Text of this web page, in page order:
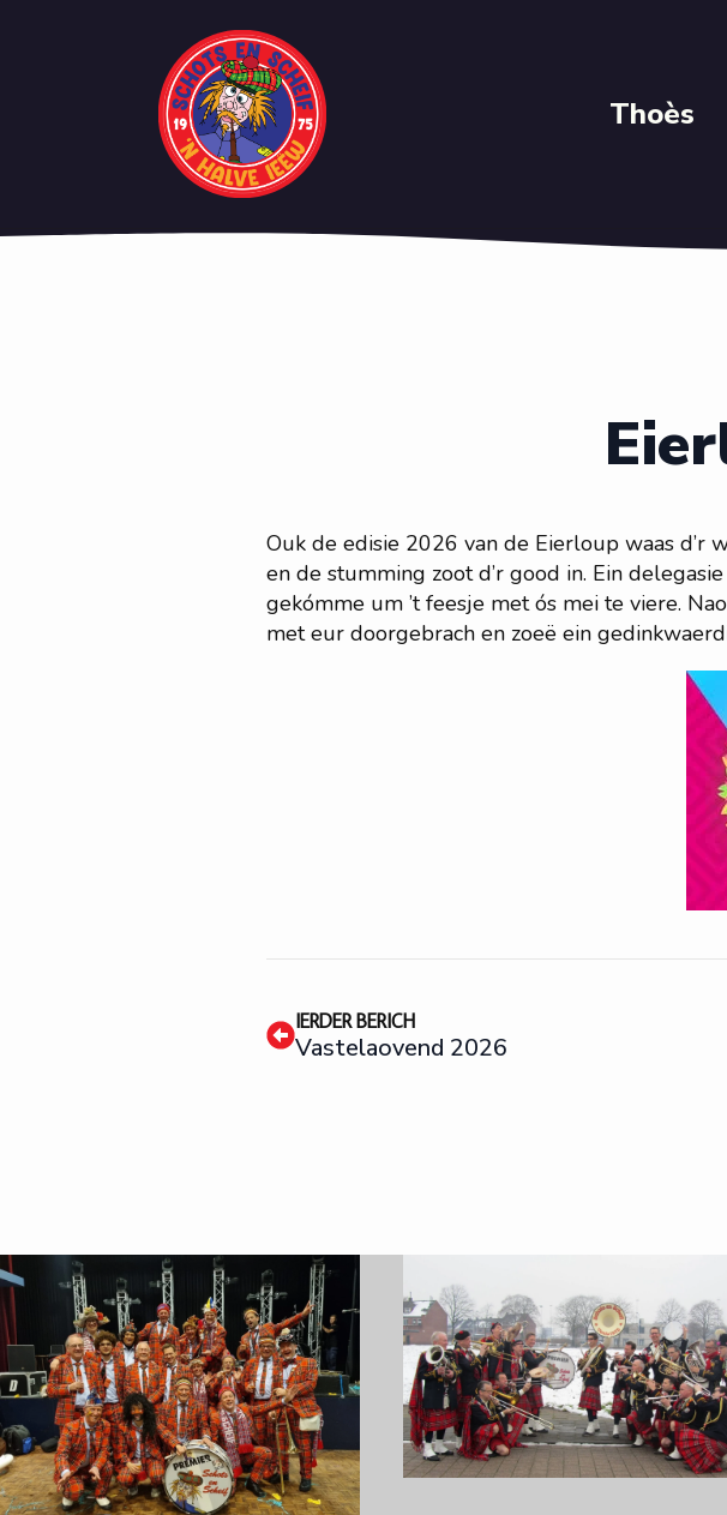
Thoès
Ouk de edisie 2026 van de Eierloup waas d’r
en de stumming zoot d’r good in. Ein
gekómme um ’t feesje met ós mei te viere.
met eur doorgebrach en zoeë ein
IERDER BERICH
Vastelaovend 2026